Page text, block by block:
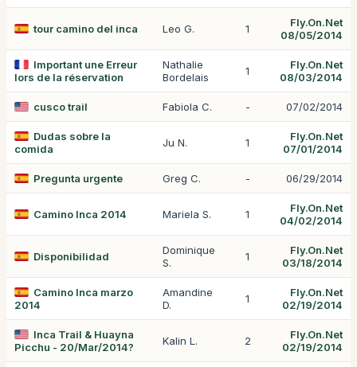
tour camino del inca Leo G. 1
Fly.On.Net
08/05/2014
Important une Erreur
lors de la réservation
Nathalie
Bordelais
1
Fly.On.Net
08/03/2014
cusco trail Fabiola C. - 07/02/2014
Dudas sobre la
comida
Ju N. 1
Fly.On.Net
07/01/2014
Pregunta urgente Greg C. - 06/29/2014
Camino Inca 2014 Mariela S. 1
Fly.On.Net
04/02/2014
Disponibilidad
Dominique
S.
1
Fly.On.Net
03/18/2014
Camino Inca marzo
2014
Amandine
D.
1
Fly.On.Net
02/19/2014
Inca Trail & Huayna
Picchu - 20/Mar/2014?
Kalin L. 2
Fly.On.Net
02/19/2014